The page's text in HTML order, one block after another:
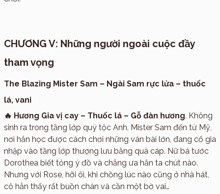
CHƯƠNG V: Những người ngoài cuộc đầy
tham vọng
The Blazing Mister Sam – Ngài Sam rực lửa – thuốc
lá, vani
🔥 Hương Gia vị cay – Thuốc lá – Gỗ đàn hương. Không
sinh ra trong tầng lớp quý tộc Anh, Mister Sam đến từ Mỹ,
nơi hắn học được cách chơi những ván bài lớn, đang cố gia
nhập vào tầng lớp thượng lưu bằng quà cáp. Nữ bá tước
Dorothea biết tỏng ý đồ và chẳng ưa hắn ta chút nào.
Nhưng với Rose, hỡi ôi, khi chồng lúc nào cũng ở nhà hát,
cô hẳn thấy rất buồn chán và cần một bờ vai…